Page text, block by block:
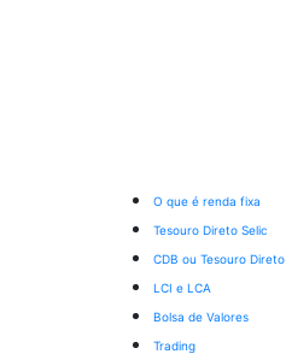
O que é renda fixa
Tesouro Direto Selic
CDB ou Tesouro Direto
LCI e LCA
Bolsa de Valores
Trading